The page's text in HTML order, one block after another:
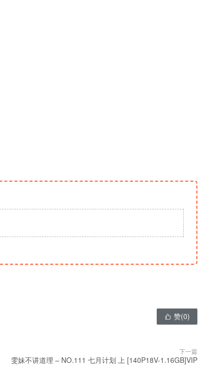
 赞(0)
下一篇
雯妹不讲道理 – NO.111 七月计划 上 [140P18V-1.16GB]VIP